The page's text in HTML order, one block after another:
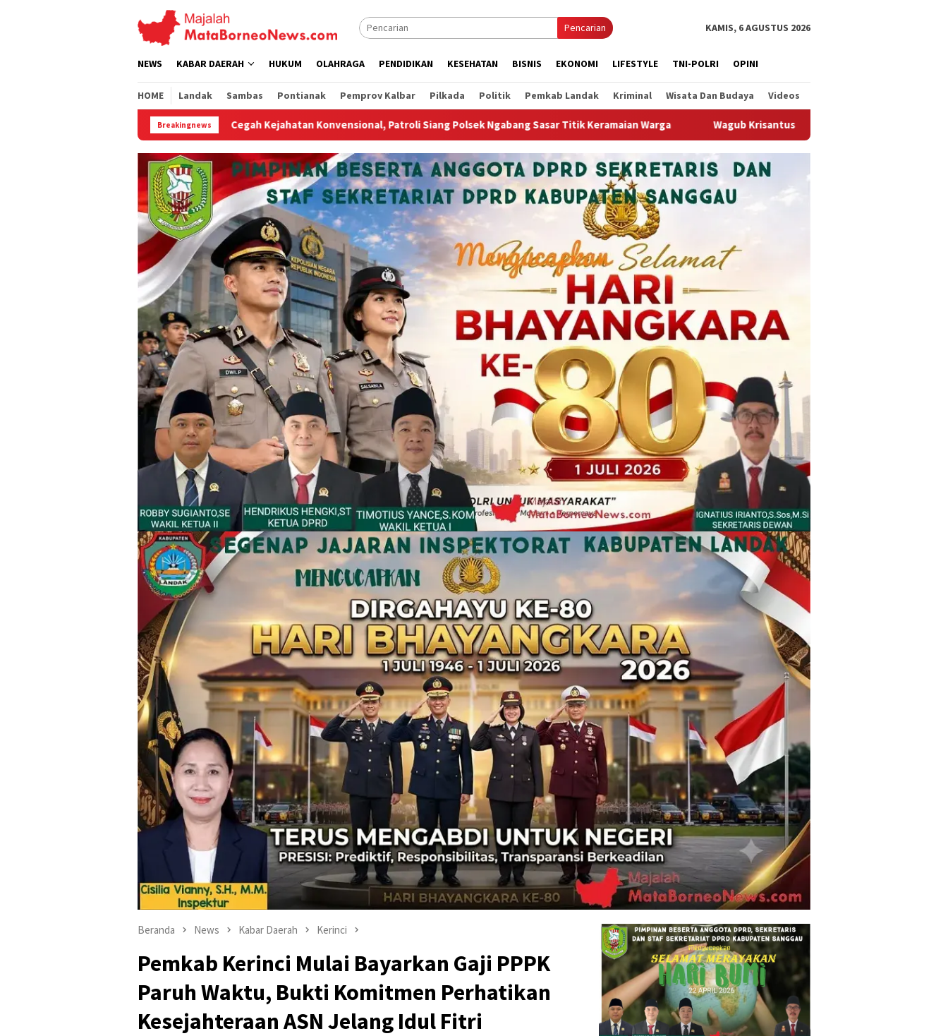
Pencarian KAMIS, 6 AGUSTUS 2026
NEWS KABAR DAERAH HUKUM OLAHRAGA PENDIDIKAN KESEHATAN BISNIS EKONOMI LIFESTYLE TNI-POLRI OPINI
HOME Landak Sambas Pontianak Pemprov Kalbar Pilkada Politik Pemkab Landak Kriminal Wisata Dan Budaya Videos
Breakingnews
Cegah Kejahatan Konvensional, Patroli Siang Polsek Ngabang Sasar Titik Keramaian Warga Wagub Krisantus Tegaskan Pengerukan Alur Sungai Kapuas Mendesak Demi Menjaga
Beranda News Kabar Daerah Kerinci
Pemkab Kerinci Mulai Bayarkan Gaji PPPK
Paruh Waktu, Bukti Komitmen Perhatikan
Kesejahteraan ASN Jelang Idul Fitri